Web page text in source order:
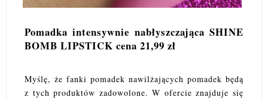
Pomadka intensywnie nabłyszczająca SHINE
BOMB LIPSTICK cena 21,99 zł
Myślę, że fanki pomadek nawilżających pomadek będą
z tych produktów zadowolone. W ofercie znajduje się